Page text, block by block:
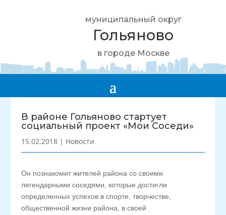
муниципальный округ
Гольяново
в городе Москве
В районе Гольяново стартует
социальный проект «Мои Соседи»
15.02.2018 | Новости
Он познакомит жителей района со своими
легендарными соседями, которые достигли
определенных успехов в спорте, творчестве,
общественной жизни района, в своей